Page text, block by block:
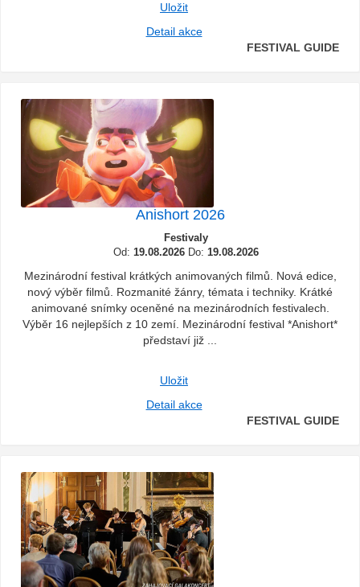
Uložit
Detail akce
FESTIVAL GUIDE
Anishort 2026
Festivaly
Od: 19.08.2026 Do: 19.08.2026
Mezinárodní festival krátkých animovaných filmů. Nová edice,
nový výběr filmů. Rozmanité žánry, témata i techniky. Krátké
animované snímky oceněné na mezinárodních festivalech.
Výběr 16 nejlepších z 10 zemí. Mezinárodní festival *Anishort*
představí již ...
Uložit
Detail akce
FESTIVAL GUIDE